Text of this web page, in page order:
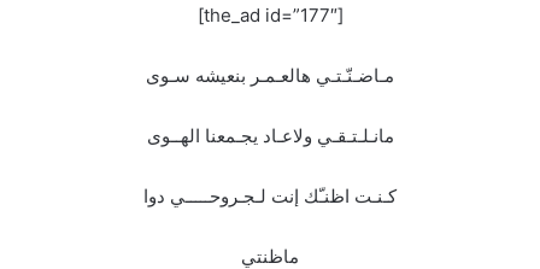
[the_ad id=”177″]
مـاضـنّـتـي هالعـمـر بنعيشه سـوى
مانـلـتـقـي ولاعـاد يجـمعنا الهــوى
كـنـت اظنـّك إنت لـجـروحـــــي دوا
ماظنتي